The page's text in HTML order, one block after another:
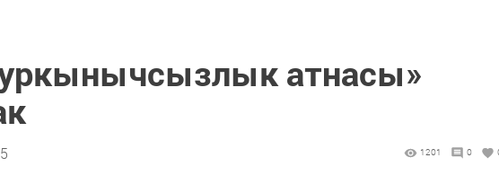
атнасы»
1201 0